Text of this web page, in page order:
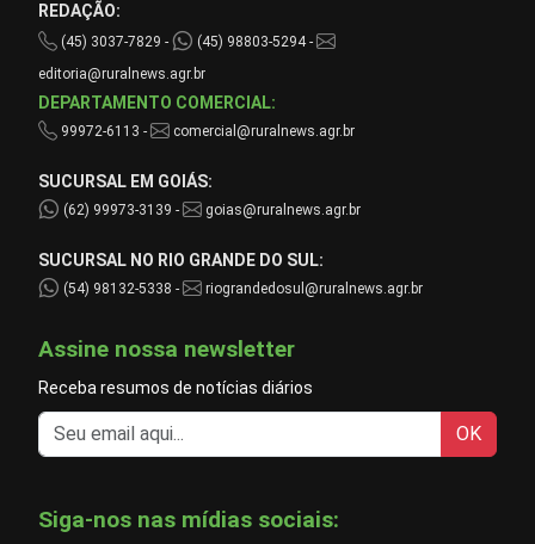
REDAÇÃO:
(45) 3037-7829 -
(45) 98803-5294 -
editoria@ruralnews.agr.br
DEPARTAMENTO COMERCIAL:
99972-6113 - comercial@ruralnews.agr.br
SUCURSAL EM GOIÁS:
(62) 99973-3139 - goias@ruralnews.agr.br
SUCURSAL NO RIO GRANDE DO SUL:
(54) 98132-5338 - riograndedosul@ruralnews.agr.br
Assine nossa newsletter
Receba resumos de notícias diários
OK
Siga-nos nas mídias sociais: